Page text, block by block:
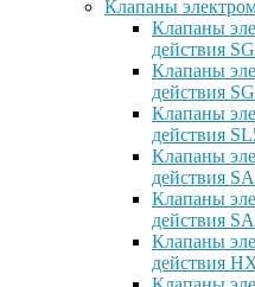
Клапаны
Клапаны
действия
Клапаны
действия
Клапаны
действия
Клапаны
действия
Клапаны
действия
Клапаны
действия